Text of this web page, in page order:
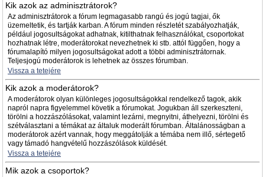
Kik azok az adminisztrátorok?
Az adminisztrátorok a fórum legmagasabb rangú és jogú tagjai, ők
üzemeltetik, és tartják karban. A fórum minden részletét szabályozhatják,
például jogosultságokat adhatnak, kitilthatnak felhasználókat, csoportokat
hozhatnak létre, moderátorokat nevezhetnek ki stb. attól függően, hogy a
fórumalapító milyen jogosultságokat adott a többi adminisztrátornak.
Teljesjogú moderátorok is lehetnek az összes fórumban.
Vissza a tetejére
Kik azok a moderátorok?
A moderátorok olyan különleges jogosultságokkal rendelkező tagok, akik
napról napra figyelemmel követik a fórumokat. Jogukban áll szerkeszteni,
törölni a hozzászólásokat, valamint lezárni, megnyitni, áthelyezni, törölni és
szétválasztani a témákat az általuk moderált fórumban. Általánosságban a
moderátorok azért vannak, hogy meggátolják a témába nem illő, sértegető
vagy támadó hangvételű hozzászólások küldését.
Vissza a tetejére
Mik azok a csoportok?